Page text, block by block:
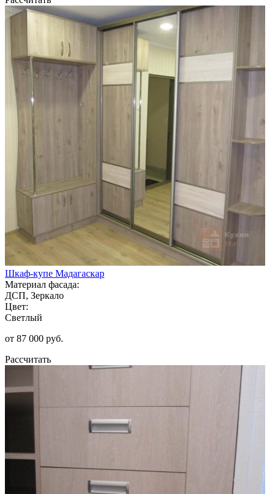
Шкаф-купе Мадагаскар
Материал фасада:
ДСП, Зеркало
Цвет:
Светлый
от 87 000 руб.
Рассчитать